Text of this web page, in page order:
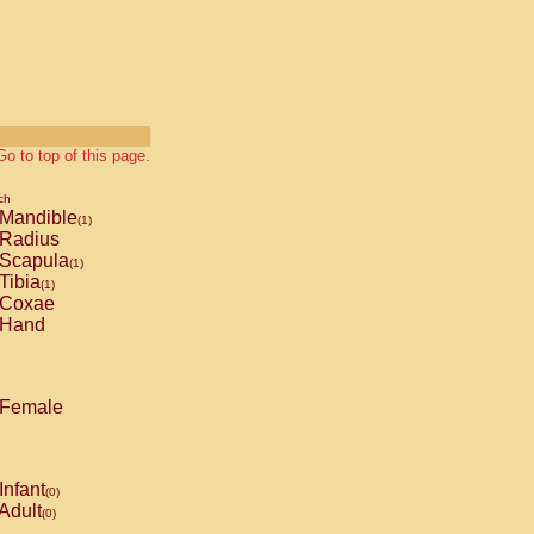
to top of this page.
Mandible(1)
Radius
Scapula(1)
Tibia(1)
Coxae
Hand
Female
Infant(0)
(0)